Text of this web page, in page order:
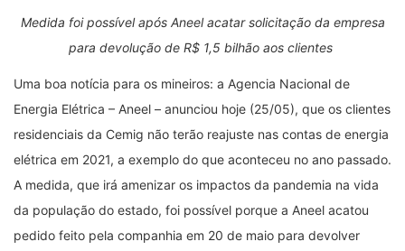
Medida foi possível após Aneel acatar solicitação da empresa
para devolução de R$ 1,5 bilhão aos clientes
Uma boa notícia para os mineiros: a Agencia Nacional de
Energia Elétrica – Aneel – anunciou hoje (25/05), que os clientes
residenciais da Cemig não terão reajuste nas contas de energia
elétrica em 2021, a exemplo do que aconteceu no ano passado.
A medida, que irá amenizar os impactos da pandemia na vida
da população do estado, foi possível porque a Aneel acatou
pedido feito pela companhia em 20 de maio para devolver